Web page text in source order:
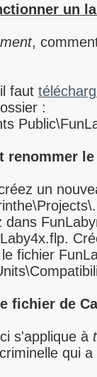
un
,
faut
:
renommer
un
dans
fichier
fichier de
s'applique à
qui